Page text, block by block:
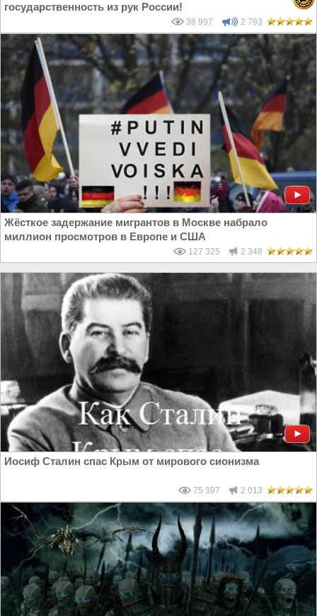
государственность из рук России!
38 997 2 793
Жёсткое задержание мигрантов в Москве набрало
миллион просмотров в Европе и США
127 325 2 348
Иосиф Сталин спас Крым от мирового сионизма
75 397 2 013